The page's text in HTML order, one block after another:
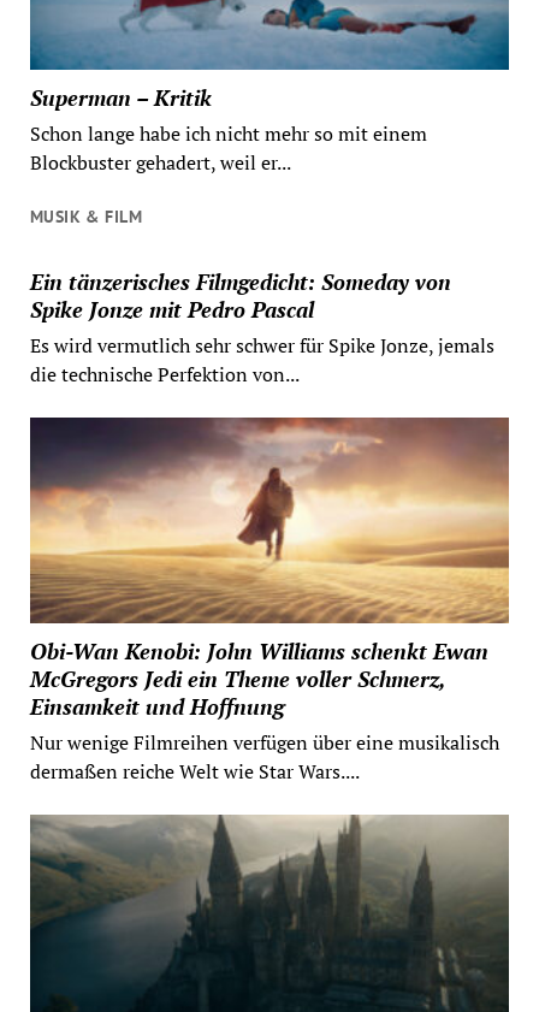
Superman – Kritik
Schon lange habe ich nicht mehr so mit einem
Blockbuster gehadert, weil er...
MUSIK & FILM
Ein tänzerisches Filmgedicht: Someday von
Spike Jonze mit Pedro Pascal
Es wird vermutlich sehr schwer für Spike Jonze, jemals
die technische Perfektion von...
Obi-Wan Kenobi: John Williams schenkt Ewan
McGregors Jedi ein Theme voller Schmerz,
Einsamkeit und Hoffnung
Nur wenige Filmreihen verfügen über eine musikalisch
dermaßen reiche Welt wie Star Wars....